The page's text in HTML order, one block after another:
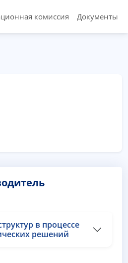
комиссия Документы
в процессе
решений